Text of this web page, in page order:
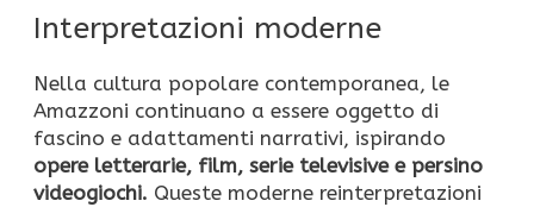
Interpretazioni moderne
Nella cultura popolare contemporanea, le
Amazzoni continuano a essere oggetto di
fascino e adattamenti narrativi, ispirando
opere letterarie, film, serie televisive e persino
videogiochi. Queste moderne reinterpretazioni